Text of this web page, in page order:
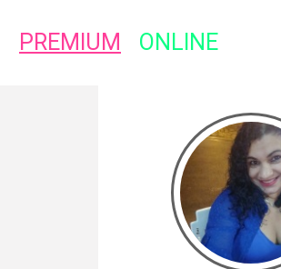
PREMIUM ONLINE